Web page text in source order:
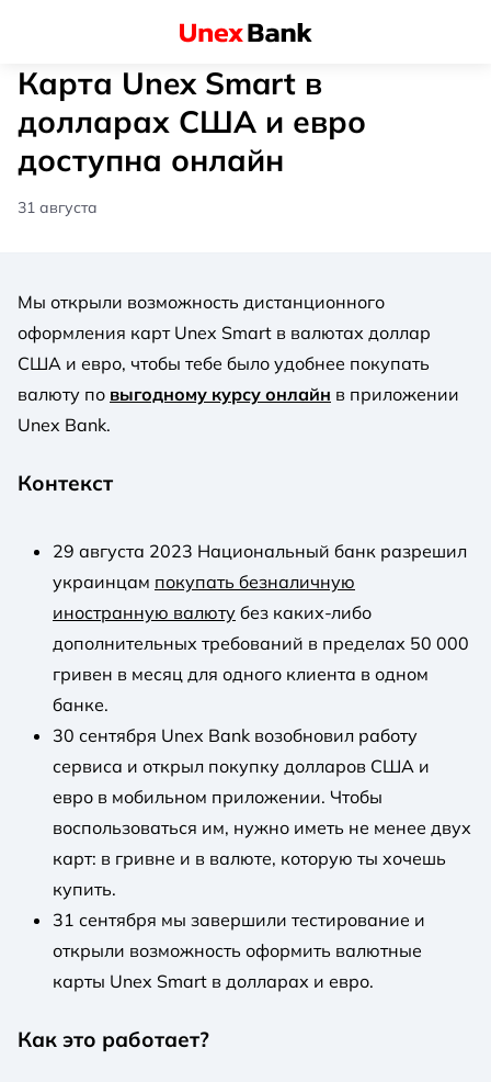
Карта Unex Smart в
долларах США и евро
доступна онлайн
31 августа
Мы открыли возможность дистанционного
оформления карт Unex Smart в валютах доллар
США и евро, чтобы тебе было удобнее покупать
валюту по выгодному курсу онлайн в приложении
Unex Bank.
Контекст
29 августа 2023 Национальный банк разрешил
украинцам покупать безналичную
иностранную валюту без каких-либо
дополнительных требований в пределах 50 000
гривен в месяц для одного клиента в одном
банке.
30 сентября Unex Bank возобновил работу
сервиса и открыл покупку долларов США и
евро в мобильном приложении. Чтобы
воспользоваться им, нужно иметь не менее двух
карт: в гривне и в валюте, которую ты хочешь
купить.
31 сентября мы завершили тестирование и
открыли возможность оформить валютные
карты Unex Smart в долларах и евро.
Как это работает?